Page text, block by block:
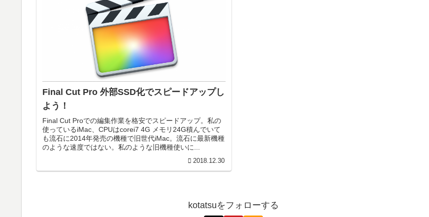
Final Cut Pro 外部SSD化でスピードアップし
よう！
Final Cut Proでの編集作業を格安でスピードアップ。私の
使っているiMac、CPUはcorei7 4G メモリ24G積んでいて
も流石に2014年発売の機種で旧世代iMac。流石に最新機種
のような速度ではない。私のような旧機種使いに...
2018.12.30
kotatsuをフォローする